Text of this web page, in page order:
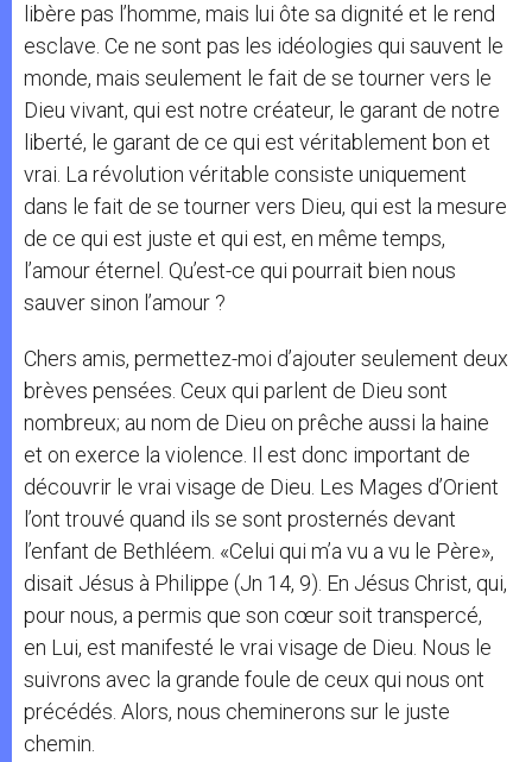
libère pas l’homme, mais lui ôte sa dignité et le rend
esclave. Ce ne sont pas les idéologies qui sauvent le
monde, mais seulement le fait de se tourner vers le
Dieu vivant, qui est notre créateur, le garant de notre
liberté, le garant de ce qui est véritablement bon et
vrai. La révolution véritable consiste uniquement
dans le fait de se tourner vers Dieu, qui est la mesure
de ce qui est juste et qui est, en même temps,
l’amour éternel. Qu’est-ce qui pourrait bien nous
sauver sinon l’amour ?
Chers amis, permettez-moi d’ajouter seulement deux
brèves pensées. Ceux qui parlent de Dieu sont
nombreux; au nom de Dieu on prêche aussi la haine
et on exerce la violence. Il est donc important de
découvrir le vrai visage de Dieu. Les Mages d’Orient
l’ont trouvé quand ils se sont prosternés devant
l’enfant de Bethléem. «Celui qui m’a vu a vu le Père»,
disait Jésus à Philippe (Jn 14, 9). En Jésus Christ, qui,
pour nous, a permis que son cœur soit transpercé,
en Lui, est manifesté le vrai visage de Dieu. Nous le
suivrons avec la grande foule de ceux qui nous ont
précédés. Alors, nous cheminerons sur le juste
chemin.